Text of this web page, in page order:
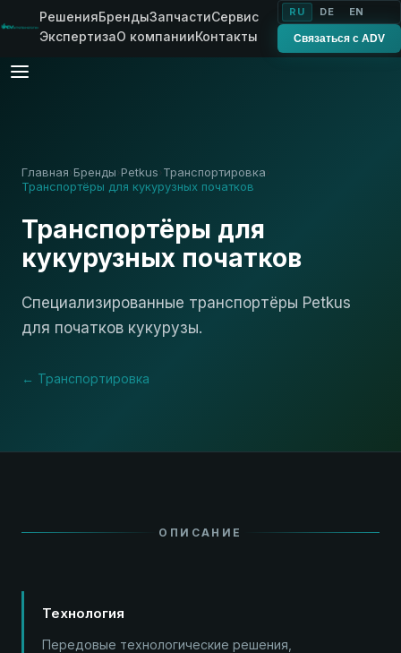
РешенияБрендыЗапчастиСервис
ЭкспертизаО компанииКонтакты
RU DE EN
Связаться с ADV
Главная› Бренды Petkus Транспортировка
Транспортёры для кукурузных початков
Транспортёры для
кукурузных початков
Специализированные транспортёры Petkus
для початков кукурузы.
← Транспортировка
ОПИСАНИЕ
Технология
Передовые технологические решения,